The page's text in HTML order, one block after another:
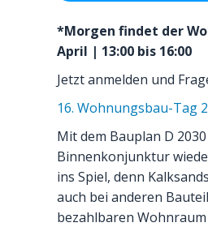
*Morgen findet der
April | 13:00 bis 16:00
Jetzt anmelden und
16. Wohnungsbau-Tag
Mit dem Bauplan D
Binnenkonjunktur
ins Spiel, denn
auch bei anderen
bezahlbaren